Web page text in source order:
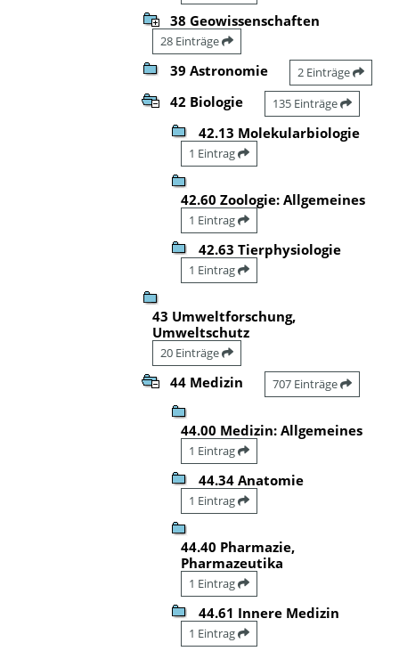
38 Geowissenschaften
28 Einträge
39 Astronomie 2 Einträge
42 Biologie 135 Einträge
42.13 Molekularbiologie
1 Eintrag
42.60 Zoologie: Allgemeines
1 Eintrag
42.63 Tierphysiologie
1 Eintrag
43 Umweltforschung,
Umweltschutz
20 Einträge
44 Medizin 707 Einträge
44.00 Medizin: Allgemeines
1 Eintrag
44.34 Anatomie
1 Eintrag
44.40 Pharmazie,
Pharmazeutika
1 Eintrag
44.61 Innere Medizin
1 Eintrag